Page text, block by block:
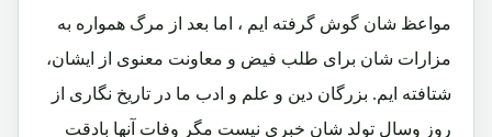
مواعظ شان گوش گرفته ایم ، اما بعد از مرگ همواره به
مزارات شان برای طلب فیض و معاونت معنوی از ایشان،
شتافته ایم. بزرگان دین و علم و ادب ما در تاریخ نگاری از
روز وسال تولد شان خبری نیست مگر وفات آنها بادقت